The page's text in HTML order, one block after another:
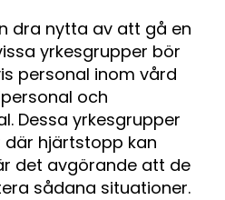
dra nytta av att gå en
yrkesgrupper bör
personal inom vård
och
Dessa yrkesgrupper
hjärtstopp kan
det avgörande att de
sådana situationer.